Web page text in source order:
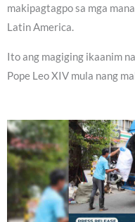
makipagtagpo sa mga
Latin America.
Ito ang magiging ikaanim
Pope Leo XIV mula nang